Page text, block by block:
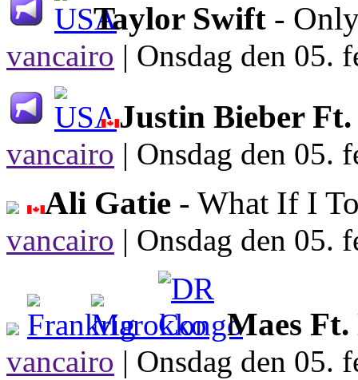
Taylor Swift -
vancairo | Onsdag den 05.
Justin Bieber
vancairo | Onsdag den 05.
Ali Gatie - What If I
vancairo | Onsdag den 05.
Maes
vancairo | Onsdag den 05.